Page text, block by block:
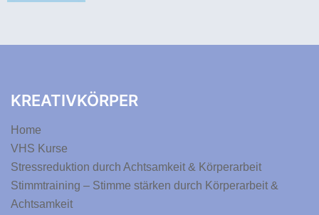
KREATIVKÖRPER
Home
VHS Kurse
Stressreduktion durch Achtsamkeit & Körperarbeit
Stimmtraining – Stimme stärken durch Körperarbeit &
Achtsamkeit